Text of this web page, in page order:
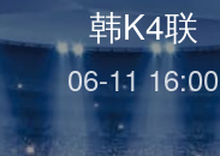
韩K4联
06-11 16:00